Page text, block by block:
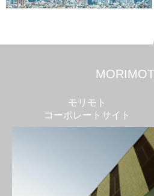
モリモト
コーポレートサイト